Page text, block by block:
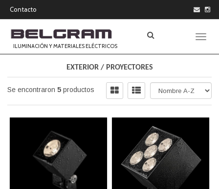
Contacto
ILUMINACIÓN Y MATERIALES ELÉCTRICOS
EXTERIOR/ PROYECTORES
Se encontraron 5 productos